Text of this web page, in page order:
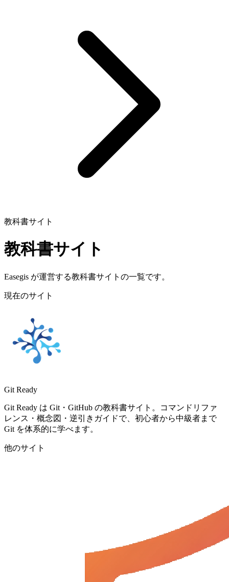
教科書サイト
教科書サイト
Easegis が運営する教科書サイトの一覧です。
現在のサイト
Git Ready
Git Ready は Git・GitHub の教科書サイト。コマンドリファ
レンス・概念図・逆引きガイドで、初心者から中級者まで
Git を体系的に学べます。
他のサイト